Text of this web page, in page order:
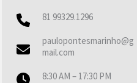
81 99329.1296
paulopontesmarinho@g
mail.com
8:30 AM – 17:30 PM